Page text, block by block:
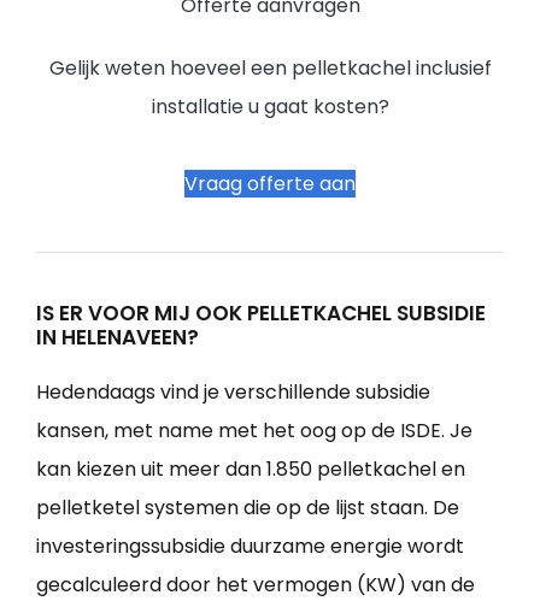
Gelijk weten hoeveel een pelletkachel inclusief
installatie u gaat kosten?
Vraag offerte aan
IS ER VOOR MIJ OOK PELLETKACHEL SUBSIDIE
IN HELENAVEEN?
Hedendaags vind je verschillende subsidie
kansen, met name met het oog op de ISDE. Je
kan kiezen uit meer dan 1.850 pelletkachel en
pelletketel systemen die op de lijst staan. De
investeringssubsidie duurzame energie wordt
gecalculeerd door het vermogen (KW) van de